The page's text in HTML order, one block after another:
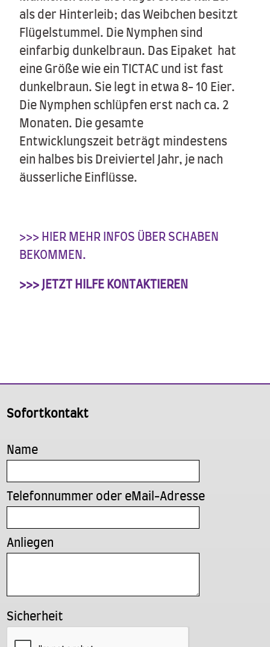
als der Hinterleib; das Weibchen besitzt
Flügelstummel. Die Nymphen sind
einfarbig dunkelbraun. Das Eipaket hat
eine Größe wie ein TICTAC und ist fast
dunkelbraun. Sie legt in etwa 8- 10 Eier.
Die Nymphen schlüpfen erst nach ca. 2
Monaten. Die gesamte
Entwicklungszeit beträgt mindestens
ein halbes bis Dreiviertel Jahr, je nach
äusserliche Einflüsse.
>>> HIER MEHR INFOS ÜBER SCHABEN
BEKOMMEN.
>>> JETZT HILFE KONTAKTIEREN
Sofortkontakt
Name
Telefonnummer oder eMail-Adresse
Anliegen
Sicherheit